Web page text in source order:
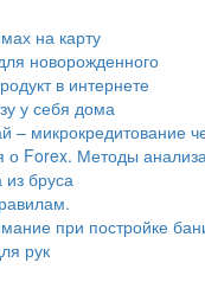
на карту
новорожденного
в интернете
у себя дома
– микрокредитование
о Forex. Методы
бруса
при постройке
рук